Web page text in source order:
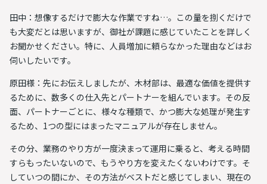
田中：想像するだけで膨大な作業ですね…。この量を捌くだけで
も大変だとは思いますが、御社が課題に感じていたことを詳しく
お聞かせください。特に、人員増加に頼らなかった理由などはお
伺いしたいです。
原田様：先にお伝えしましたが、木材部は、最適な価値を提供す
るために、数多くの仕入先とパートナーを組んでいます。その反
面、 パートナーごとに、様々な種類で、かつ膨大な処理が発生す
るため、1つの型にはまったマニュアルが存在しません。
その分、業務のやり方が一度決まって運用に乗ると、考える時間
すらもったいないので、もうやり方を変えたくないわけです。そ
していつの間にか、その方法がベストだと感じてしまい、 現在の